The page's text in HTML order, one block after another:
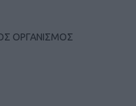
ΟΡΓΑΝΙΣΜΟΣ